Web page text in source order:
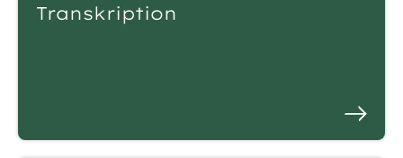
Transkription